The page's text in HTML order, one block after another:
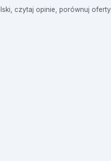
czytaj opinie, porównuj